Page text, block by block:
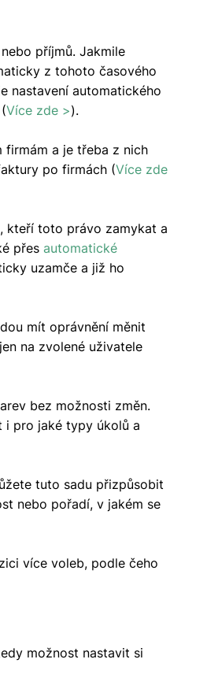
příjmů. Jakmile
z tohoto časového
nastavení automatického
Více zde >).
firmám a je třeba z nich
po firmách (Více zde
kteří toto právo zamykat a
přes automatické
uzamče a již ho
mít oprávnění měnit
na zvolené uživatele
bez možnosti změn.
i pro jaké typy úkolů a
tuto sadu přizpůsobit
nebo pořadí, v jakém se
více voleb, podle čeho
možnost nastavit si